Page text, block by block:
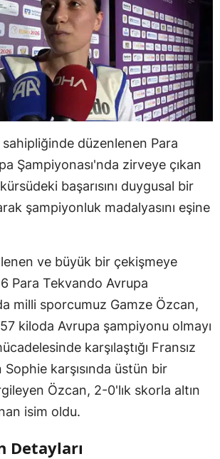
sahipliğinde düzenlenen Para
Şampiyonası'nda zirveye çıkan
başarısını duygusal bir
şampiyonluk madalyasını eşine
ve büyük bir çekişmeye
Para Tekvando Avrupa
milli sporcumuz Gamze Özcan,
kiloda Avrupa şampiyonu olmayı
karşılaştığı Fransız
karşısında üstün bir
Özcan, 2-0'lık skorla altın
isim oldu.
Detayları